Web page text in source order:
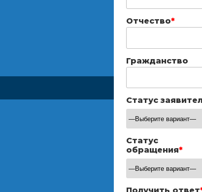
Отчество*
Гражданство
Статус
Статус
обращения*